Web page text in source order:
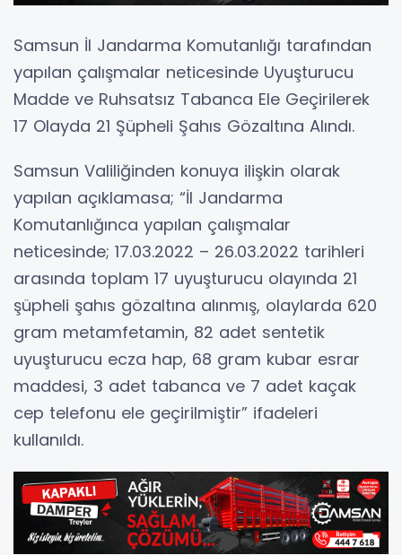
Samsun İl Jandarma Komutanlığı tarafından
yapılan çalışmalar neticesinde Uyuşturucu
Madde ve Ruhsatsız Tabanca Ele Geçirilerek
17 Olayda 21 Şüpheli Şahıs Gözaltına Alındı.
Samsun Valiliğinden konuya ilişkin olarak
yapılan açıklamasa; “İl Jandarma
Komutanlığınca yapılan çalışmalar
neticesinde; 17.03.2022 – 26.03.2022 tarihleri
arasında toplam 17 uyuşturucu olayında 21
şüpheli şahıs gözaltına alınmış, olaylarda 620
gram metamfetamin, 82 adet sentetik
uyuşturucu ecza hap, 68 gram kubar esrar
maddesi, 3 adet tabanca ve 7 adet kaçak
cep telefonu ele geçirilmiştir” ifadeleri
kullanıldı.